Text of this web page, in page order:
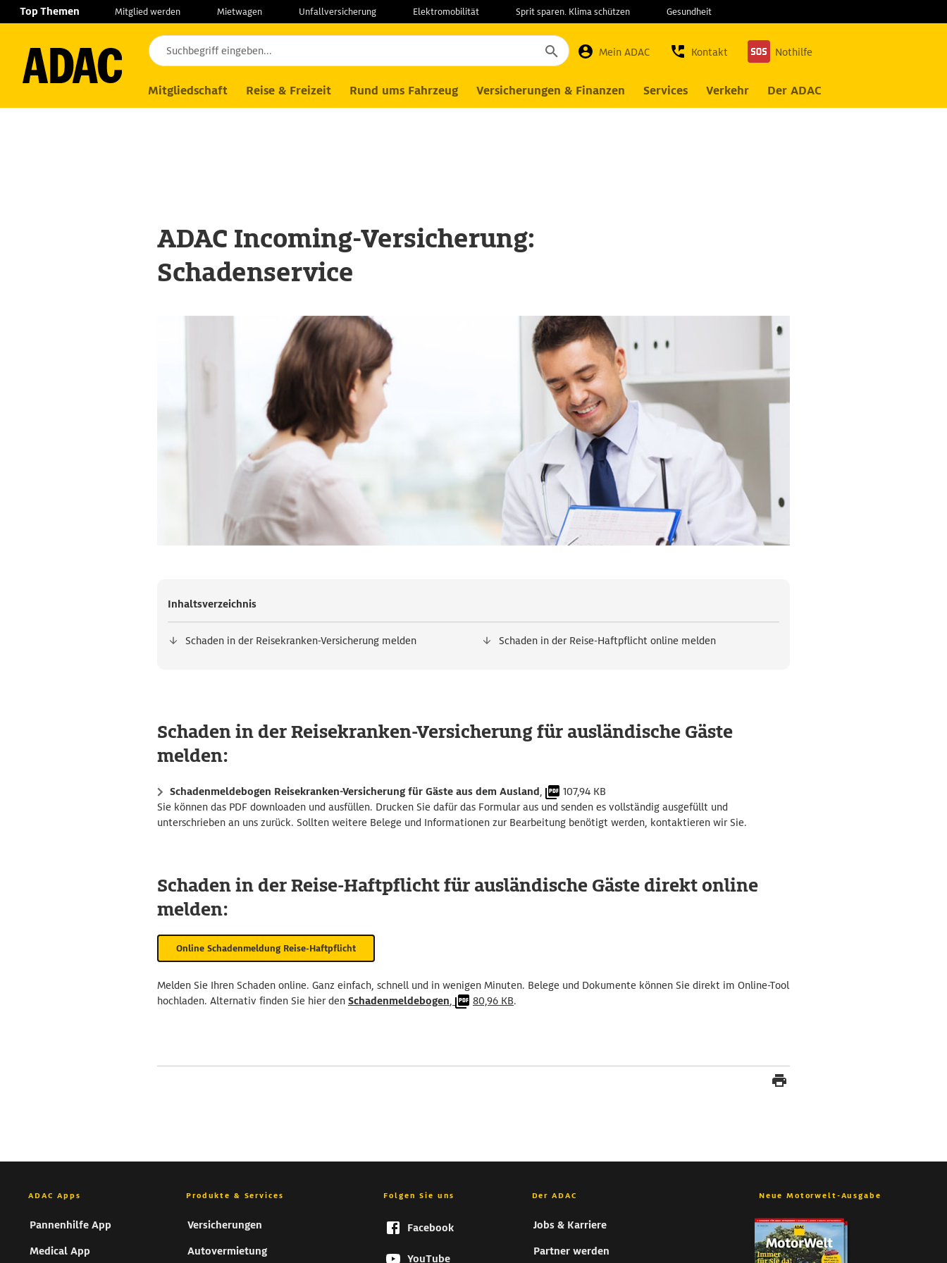
NavigationSucheSeiteninhaltFußzeile
Top Themen Mitglied werden Mietwagen Unfallversicherung Elektromobilität Sprit sparen. Klima schützen Gesundheit
Mein ADAC Kontakt Nothilfe
Mitgliedschaft Reise & Freizeit Rund ums Fahrzeug Versicherungen & Finanzen Services Verkehr Der ADAC
Produkte Versicherungen Incomingversicherung Schadenservice - Kosten einreichen
ADAC Incoming-Versicherung:
Schadenservice
Inhaltsverzeichnis
Schaden in der Reisekranken-Versicherung melden Schaden in der Reise-Haftpflicht online melden
Schaden in der Reisekranken-Versicherung für ausländische Gäste
melden:
Schadenmeldebogen Reisekranken-Versicherung für Gäste aus dem Ausland,
107,94 KB
Sie können das PDF downloaden und ausfüllen. Drucken Sie dafür das Formular aus und senden es vollständig ausgefüllt und
unterschrieben an uns zurück. Sollten weitere Belege und Informationen zur Bearbeitung benötigt werden, kontaktieren wir Sie.
Schaden in der Reise-Haftpflicht für ausländische Gäste direkt online
melden:
Online Schadenmeldung Reise-Haftpflicht
Melden Sie Ihren Schaden online. Ganz einfach, schnell und in wenigen Minuten. Belege und Dokumente können Sie direkt im Online-Tool
hochladen. Alternativ finden Sie hier den Schadenmeldebogen, 80,96 KB.
ADAC Apps
Pannenhilfe App
Medical App
Produkte & Services
Versicherungen
Autovermietung
Folgen Sie uns
Facebook
YouTube
Der ADAC
Jobs & Karriere
Partner werden
Neue Motorwelt-Ausgabe